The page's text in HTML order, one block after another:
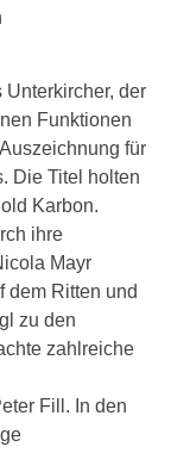
Unterkircher, der
Funktionen
für
Die Titel holten
Karbon.
ihre
Mayr
dem Ritten und
zu den
zahlreiche
Fill. In den